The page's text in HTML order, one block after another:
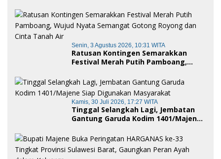
Publik
Senin, 3 Agustus 2026, 10:31 WITA
Ratusan Kontingen Semarakkan
Festival Merah Putih Pamboang,
Royong dan Cinta Tanah Air
Kamis, 30 Juli 2026, 17:27 WITA
Tinggal Selangkah Lagi, Jembatan
Gantung Garuda Kodim 1401/Majene